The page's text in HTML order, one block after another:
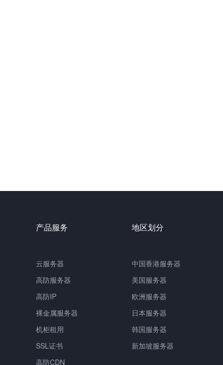
产品服务
云服务器
高防服务器
高防IP
裸金属服务器
机柜租用
SSL证书
高防CDN
地区划分
中国香港服务器
美国服务器
欧洲服务器
日本服务器
韩国服务器
新加坡服务器